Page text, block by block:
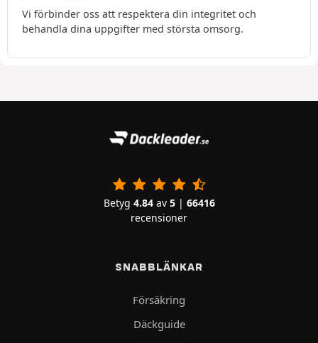
Vi förbinder oss att respektera din integritet och
behandla dina uppgifter med största omsorg.
Betyg 4.84av 5| 66416
recensioner
SNABBLÄNKAR
Försäkring
Däckguide